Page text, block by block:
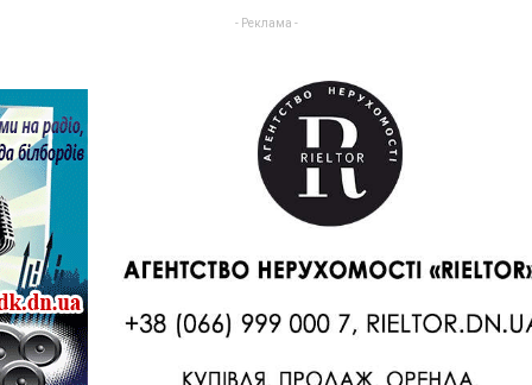
- Реклама -